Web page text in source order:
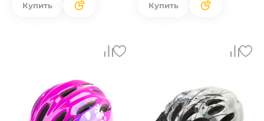
Купить Купить